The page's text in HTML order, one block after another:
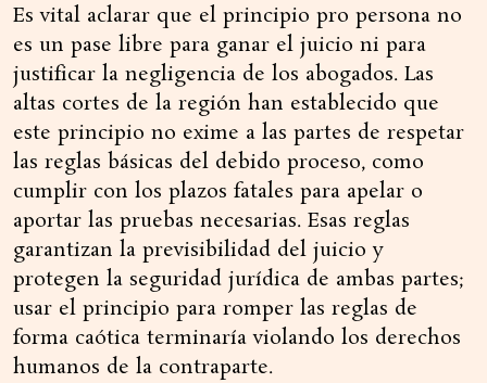
Es vital aclarar que el principio pro persona no
es un pase libre para ganar el juicio ni para
justificar la negligencia de los abogados. Las
altas cortes de la región han establecido que
este principio no exime a las partes de respetar
las reglas básicas del debido proceso, como
cumplir con los plazos fatales para apelar o
aportar las pruebas necesarias. Esas reglas
garantizan la previsibilidad del juicio y
protegen la seguridad jurídica de ambas partes;
usar el principio para romper las reglas de
forma caótica terminaría violando los derechos
humanos de la contraparte.